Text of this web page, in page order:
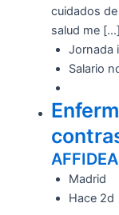
cuidados
salud me […]
Jornada
Salario
AFFIDEA
Madrid
Hace 2d